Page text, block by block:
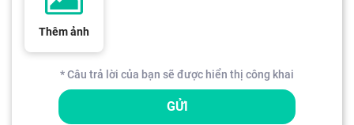
Thêm ảnh
* Câu trả lời của bạn sẽ được hiển thị công khai
GỬI